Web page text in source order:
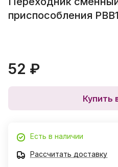
приспособления
52 ₽
Купить
Есть в наличии
Рассчитать доставку